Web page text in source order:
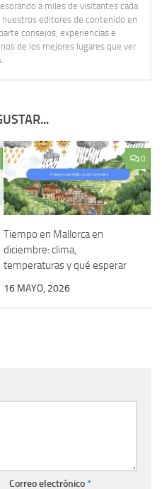
a miles de visitantes cada
nuestros editores de contenido en
consejos, experiencias e
de los mejores lugares que ver
0
Tiempo en Mallorca en
diciembre: clima,
temperaturas y qué esperar
16 MAYO, 2026
Correo electrónico*